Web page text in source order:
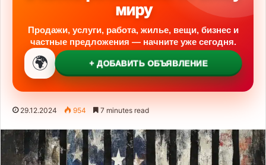
миру
Продажи, услуги, работа, жилье, вещи, бизнес и
частные предложения — начните уже сегодня.
🌍 + ДОБАВИТЬ ОБЪЯВЛЕНИЕ
29.12.2024 954 7 minutes read